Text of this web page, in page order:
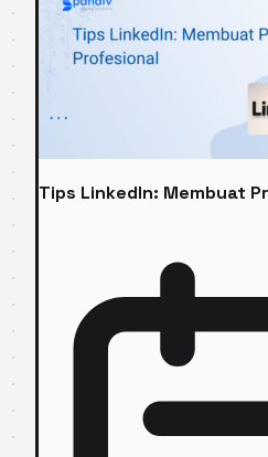
Tips LinkedIn: Membuat